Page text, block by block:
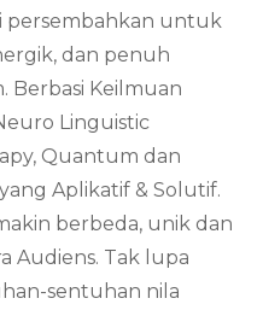
persembahkan untuk
dan penuh
Berbasi Keilmuan
Linguistic
Quantum dan
Aplikatif & Solutif.
berbeda, unik dan
Audiens. Tak lupa
sentuhan nila